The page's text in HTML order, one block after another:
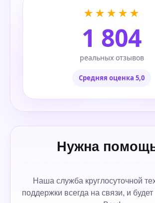
★★★★★
1 804
реальных отзывов
Средняя оценка 5,0
Нужна
Наша служба круглосуточной
поддержки всегда на связи, и